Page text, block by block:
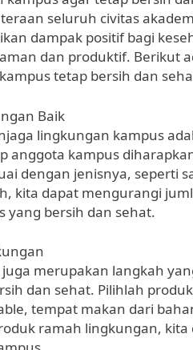
seluruh civitas
dampak positif bagi
dan produktif. Berikut
tetap bersih dan
Baik
lingkungan kampus
anggota kampus
dengan jenisnya, seperti
kita dapat mengurangi
yang bersih dan sehat.
merupakan langkah
dan sehat. Pilihlah
tempat makan dari
ramah lingkungan,